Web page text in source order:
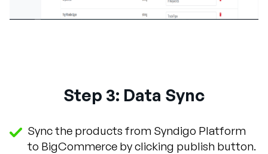
Step 3: Data Sync
Sync the products from Syndigo Platform
to BigCommerce by clicking publish button.